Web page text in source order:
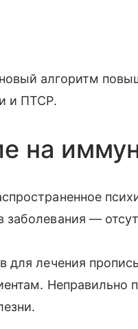
алгоритм
и ПТСР.
на
—
для лечения
Неправильно